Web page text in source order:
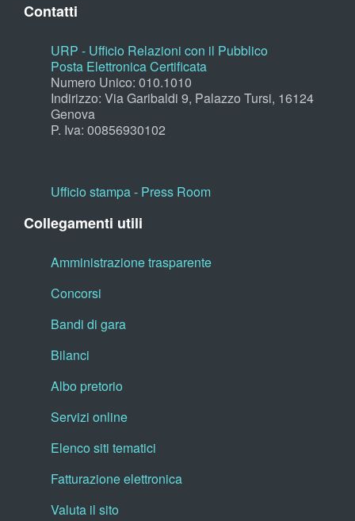
Contatti
URP - Ufficio Relazioni con il Pubblico
Posta Elettronica Certificata
Numero Unico: 010.1010
Indirizzo: Via Garibaldi 9, Palazzo Tursi, 16124
Genova
P. Iva: 00856930102
Ufficio stampa - Press Room
Collegamenti utili
Amministrazione trasparente
Concorsi
Bandi di gara
Bilanci
Albo pretorio
Servizi online
Elenco siti tematici
Fatturazione elettronica
Valuta il sito